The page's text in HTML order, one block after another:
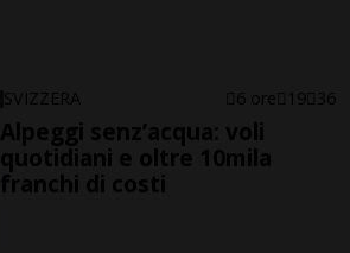
SVIZZERA 6 ore 19 36
Alpeggi senz’acqua: voli
quotidiani e oltre 10mila
franchi di costi